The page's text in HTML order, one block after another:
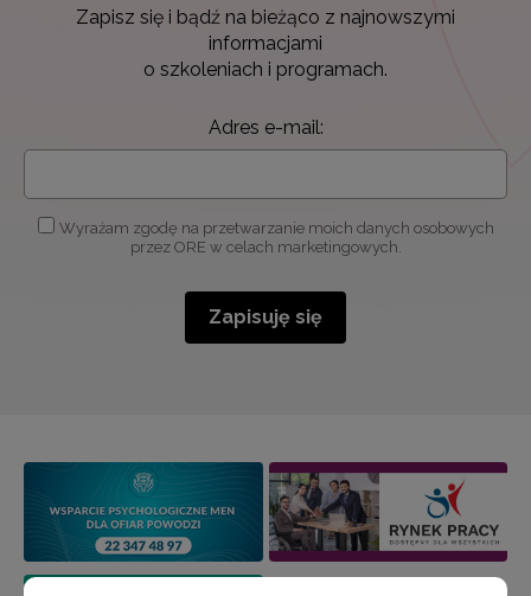
Zapisz się i bądź na bieżąco z najnowszymi
informacjami
o szkoleniach i programach.
Adres e-mail:
Wyrażam zgodę na przetwarzanie moich danych osobowych
przez ORE w celach marketingowych.
Zapisuję się